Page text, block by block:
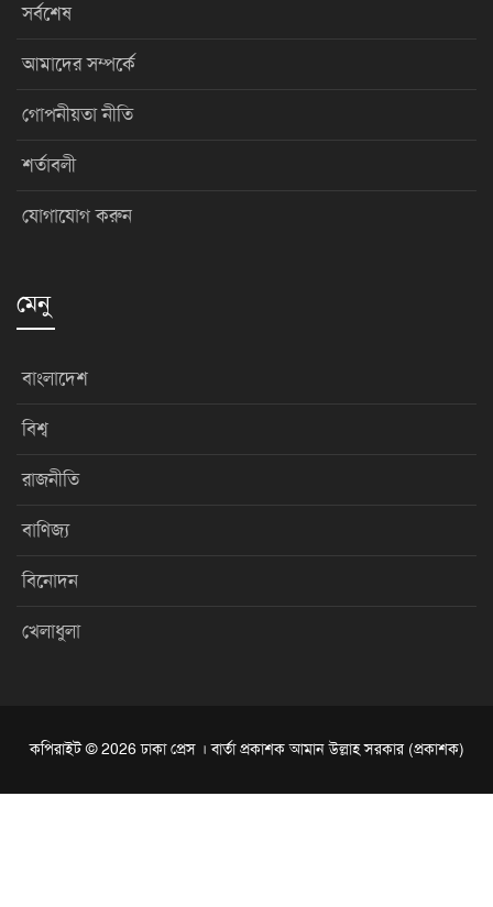
সর্বশেষ
আমাদের সম্পর্কে
গোপনীয়তা নীতি
শর্তাবলী
যোগাযোগ করুন
মেনু
বাংলাদেশ
বিশ্ব
রাজনীতি
বাণিজ্য
বিনোদন
খেলাধুলা
কপিরাইট © 2026 ঢাকা প্রেস । বার্তা প্রকাশক আমান উল্লাহ সরকার (প্রকাশক)